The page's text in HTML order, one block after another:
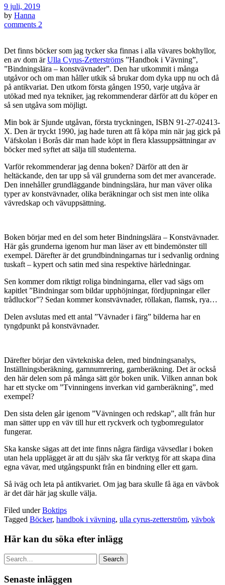
9 juli, 2019
by Hanna
comments 2
Det finns böcker som jag tycker ska finnas i alla vävares bokhyllor,
en av dom ärUlla Cyrus-Zetterströms ”Handbok i Vävning”,
”Bindningslära – konstvävnader”. Den har utkommit i många
utgåvor och om man håller utkik så brukar dom dyka upp nu och då
på antikvariat. Den utkom första gången 1950, varje utgåva är
utökad med nya tekniker, jag rekommenderar därför att du köper en
så sen utgåva som möjligt.
Min bok är Sjunde utgåvan, första tryckningen, ISBN 91-27-02413-
X. Den är tryckt 1990, jag hade turen att få köpa min när jag gick på
Väfskolan i Borås där man hade köpt in flera klassuppsättningar av
böcker med syftet att sälja till studenterna.
Varför rekommenderar jag denna boken? Därför att den är
heltäckande, den tar upp så väl grunderna som det mer avancerade.
Den innehåller grundläggande bindningslära, hur man väver olika
typer av konstvävnader, olika beräkningar och sist men inte olika
vävredskap och vävuppsättning.
Boken börjar med en del som heter Bindningslära – Konstvävnader.
Här gås grunderna igenom hur man läser av ett bindemönster till
exempel. Därefter är det grundbindningarnas tur i sedvanlig ordning
tuskaft – kypert och satin med sina respektive härledningar.
Sen kommer dom riktigt roliga bindningarna, eller vad sägs om
kapitlet ”Bindningar som bildar upphöjningar, fördjupningar eller
trådluckor”? Sedan kommer konstvävnader, röllakan, flamsk, rya…
Delen avslutas med ett antal ”Vävnader i färg” bilderna har en
tyngdpunkt på konstvävnader.
Därefter börjar den vävtekniska delen, med bindningsanalys,
Inställningsberäkning, garnnumrering, garnberäkning. Det är också
den här delen som på många sätt gör boken unik. Vilken annan bok
har ett stycke om ”Tvinningens inverkan vid garnberäkning”, med
exempel?
Den sista delen går igenom ”Vävningen och redskap”, allt från hur
man sätter upp en väv till hur ett ryckverk och tygbomregulator
fungerar.
Ska kanske sägas att det inte finns några färdiga vävsedlar i boken
utan hela upplägget är att du själv ska får verktyg för att skapa dina
egna vävar, med utgångspunkt från en bindning eller ett garn.
Så iväg och leta på antikvariet. Om jag bara skulle få äga en vävbok
är det där här jag skulle välja.
Filed underBoktips
Tagged Böcker, handbok i vävning, ulla cyrus-zetterström, vävbok
Här kan du söka efter inlägg
Search
Senaste inläggen